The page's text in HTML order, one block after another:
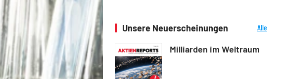
Unsere Neuerscheinungen
Alle
Milliarden im Weltraum